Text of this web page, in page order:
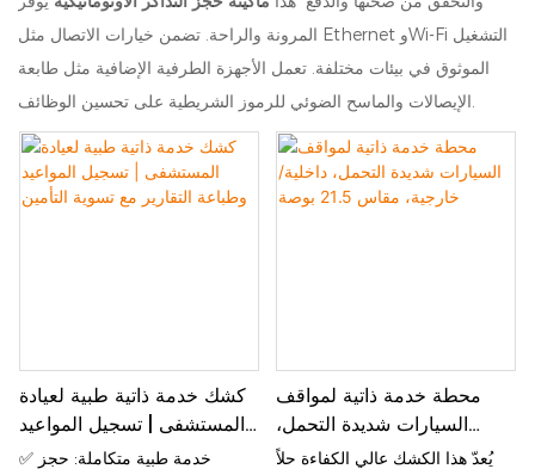
المرونة والراحة. تضمن خيارات الاتصال مثل Ethernet وWi-Fi التشغيل
الموثوق في بيئات مختلفة. تعمل الأجهزة الطرفية الإضافية مثل طابعة
الإيصالات والماسح الضوئي للرموز الشريطية على تحسين الوظائف.
كشك خدمة ذاتية طبية لعيادة
المستشفى | تسجيل المواعيد
وطباعة التقارير مع تسوية
✅ خدمة طبية متكاملة: حجز
محطة خدمة ذاتية لمواقف
السيارات شديدة التحمل،
داخلية/خارجية، مقاس 21.5
يُعدّ هذا الكشك عالي الكفاءة حلاً